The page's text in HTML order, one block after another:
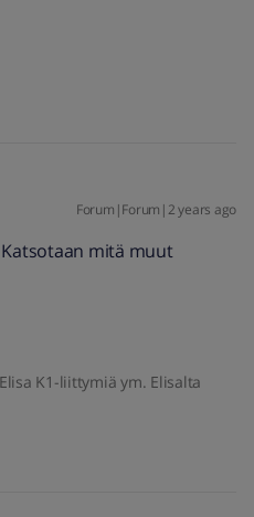
Forum|Forum|2 years ago
mitä muut
K1-liittymiä ym. Elisalta